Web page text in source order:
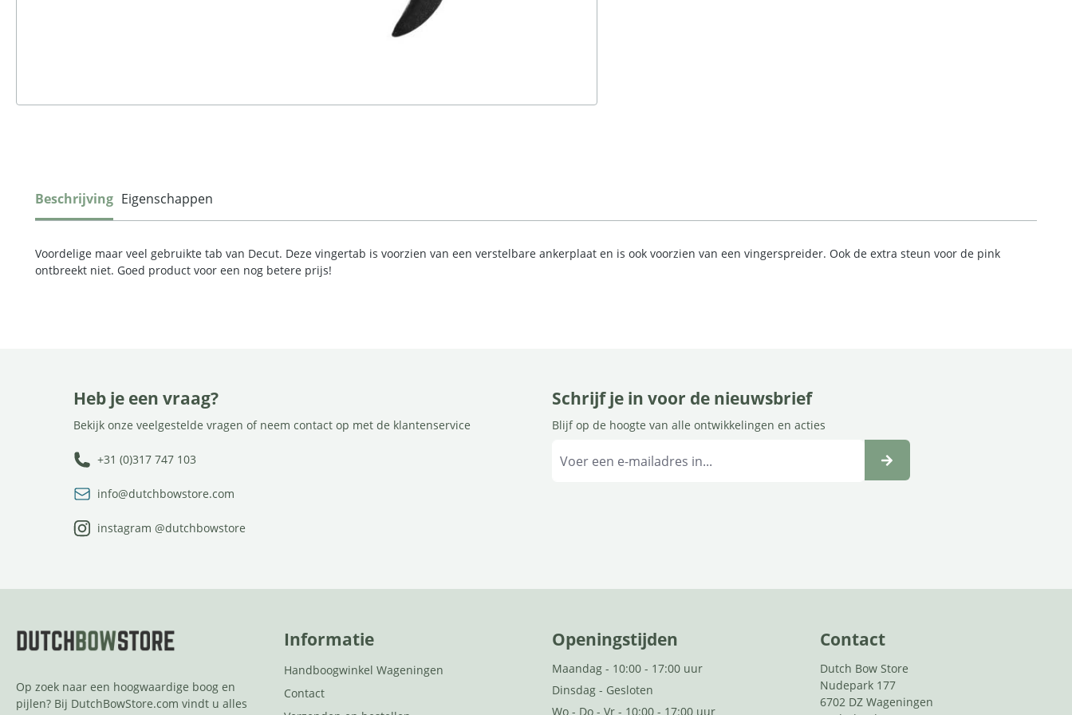
Beschrijving Eigenschappen
Voordelige maar veel gebruikte tab van Decut. Deze vingertab is voorzien van een verstelbare ankerplaat en is ook voorzien van een vingerspreider. Ook de extra steun voor de pink
ontbreekt niet. Goed product voor een nog betere prijs!
Heb je een vraag?
Bekijk onze veelgestelde vragen of neem contact op met de klantenservice
+31 (0)317 747 103
info@dutchbowstore.com
instagram @dutchbowstore
Schrijf je in voor de nieuwsbrief
Blijf op de hoogte van alle ontwikkelingen en acties
Contact
Dutch Bow Store
Nudepark 177
6702 DZ Wageningen
Op zoek naar een hoogwaardige boog en
pijlen? Bij DutchBowStore.com vindt u alles
Informatie
Handboogwinkel Wageningen
Contact
Openingstijden
Maandag - 10:00 - 17:00 uur
Dinsdag - Gesloten
Wo - Do - Vr - 10:00 - 17:00 uur